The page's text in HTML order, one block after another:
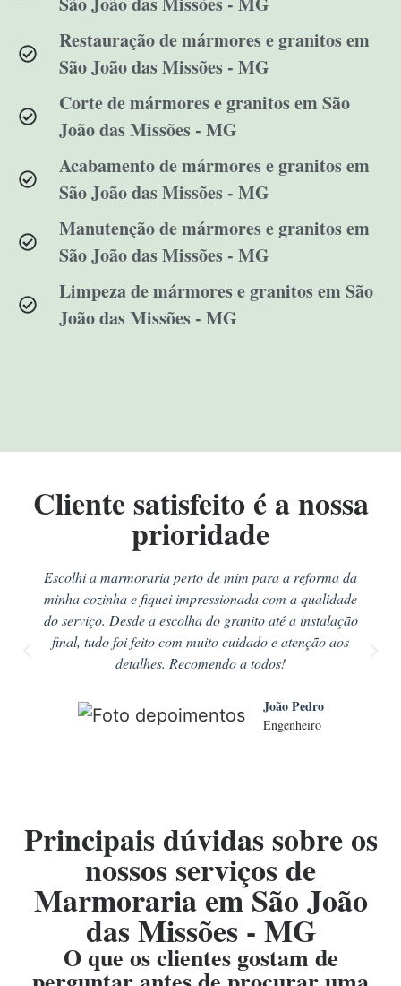
Restauração de mármores e granitos em
São João das Missões - MG
Corte de mármores e granitos em São
João das Missões - MG
Acabamento de mármores e granitos em
São João das Missões - MG
Manutenção de mármores e granitos em
São João das Missões - MG
Limpeza de mármores e granitos em São
João das Missões - MG
Cliente satisfeito é a nossa
prioridade
Escolhi a marmoraria perto de mim para a reforma da
minha cozinha e fiquei impressionada com a qualidade
do serviço. Desde a escolha do granito até a instalação
final, tudo foi feito com muito cuidado e atenção aos
detalhes. Recomendo a todos!
João Pedro
Engenheiro
Principais dúvidas sobre os
nossos serviços de
Marmoraria em São João
das Missões - MG
O que os clientes gostam de